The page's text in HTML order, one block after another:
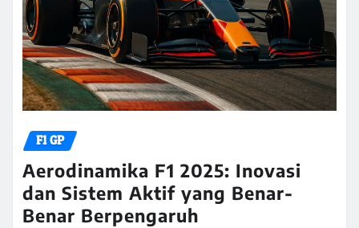
F1 GP
Aerodinamika F1 2025: Inovasi
dan Sistem Aktif yang Benar-
Benar Berpengaruh